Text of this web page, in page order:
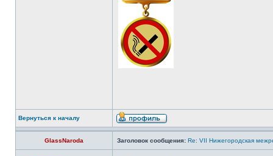
Вернуться к началу
GlassNaroda Заголовок сообщения: Re: VII Нижегородская